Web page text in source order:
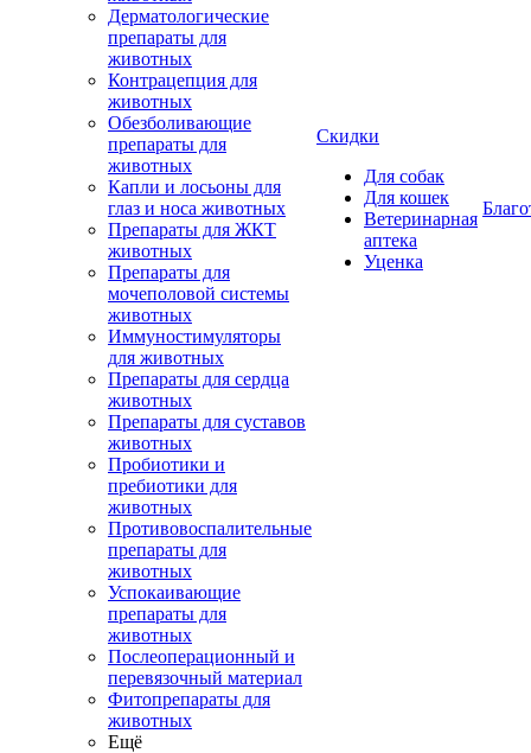
Дерматологические
препараты для
животных
Контрацепция для
животных
Обезболивающие
препараты для
животных
Капли и лосьоны для
глаз и носа животных
Препараты для ЖКТ
животных
Препараты для
мочеполовой системы
животных
Иммуностимуляторы
для животных
Препараты для сердца
животных
Препараты для суставов
животных
Пробиотики и
пребиотики для
животных
Противовоспалительные
препараты для
животных
Успокаивающие
препараты для
животных
Послеоперационный и
перевязочный материал
Фитопрепараты для
животных
Ещё
Скидки
Для собак
Для кошек
Ветеринарная
аптека
Уценка